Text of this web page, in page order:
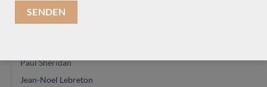
Philipp Neumann
Paul Shéridan
Jean-Noel Lebreton